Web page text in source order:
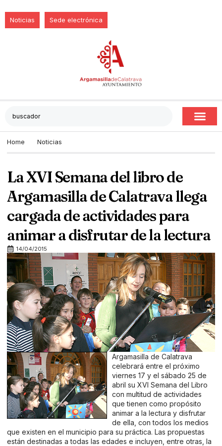
Noticias Sede electrónica
Home Noticias
La XVI Semana del libro de
Argamasilla de Calatrava llega
cargada de actividades para
animar a disfrutar de la lectura
14/04/2015
Argamasilla de Calatrava
celebrará entre el próximo
viernes 17 y el sábado 25 de
abril su XVI Semana del Libro
con multitud de actividades
que tienen como propósito
animar a la lectura y disfrutar
de ella, con todos los medios
que existen en el municipio para su práctica. Las propuestas
están destinadas a todas las edades e incluyen, entre otras, la